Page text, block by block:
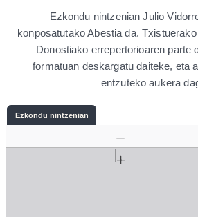
Ezkondu nintzenian Julio
konposatutako Abestia da.
Donostiako errepertorioaren parte
formatuan deskargatu daiteke, eta
entzuteko aukera
Ezkondu nintzenian